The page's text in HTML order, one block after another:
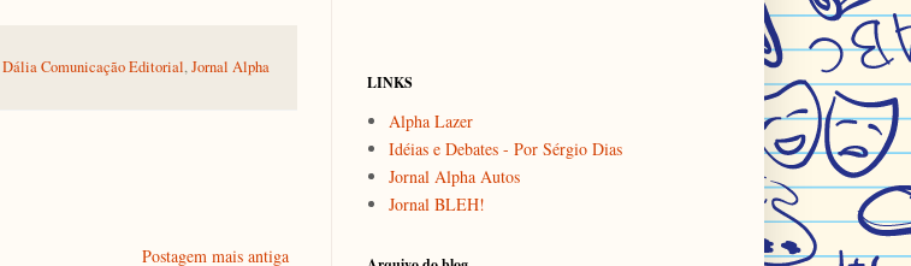
Dália Comunicação Editorial,Jornal Alpha
Postagem mais antiga
LINKS
Alpha Lazer
Idéias e Debates - Por Sérgio Dias
Jornal Alpha Autos
Jornal BLEH!